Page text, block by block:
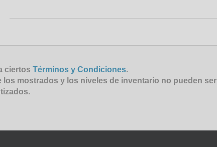
ciertos Términos y Condiciones.
mostrados y los niveles de inventario no pueden ser